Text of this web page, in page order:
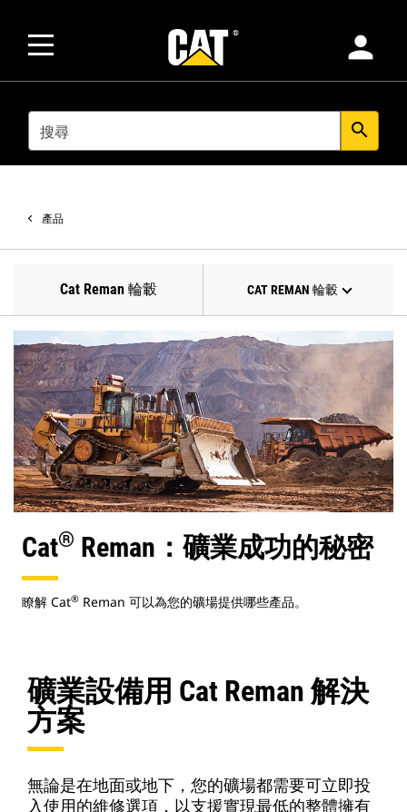
person
SEARCH search
產品
Cat Reman 輪轂 CAT REMAN 輪轂
Cat® Reman：礦業成功的秘密
瞭解 Cat® Reman 可以為您的礦場提供哪些產品。
礦業設備用 Cat Reman 解決
方案
無論是在地面或地下，您的礦場都需要可立即投
入使用的維修選項，以支援實現最低的整體擁有